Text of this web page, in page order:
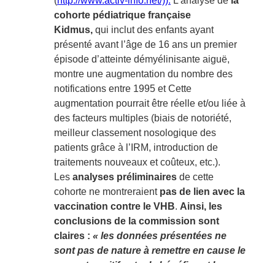
cohorte pédiatrique française
Kidmus, qui inclut des enfants ayant
présenté avant l’âge de 16 ans un premier
épisode d’atteinte démyélinisante aiguë,
montre une augmentation du nombre des
notifications entre 1995 et Cette
augmentation pourrait être réelle et/ou liée à
des facteurs multiples (biais de notoriété,
meilleur classement nosologique des
patients grâce à l’IRM, introduction de
traitements nouveaux et coûteux, etc.).
Les analyses préliminaires de cette
cohorte ne montreraient pas de lien avec la
vaccination contre le VHB. Ainsi, les
conclusions de la commission sont
claires : « les données présentées ne
sont pas de nature à remettre en cause le